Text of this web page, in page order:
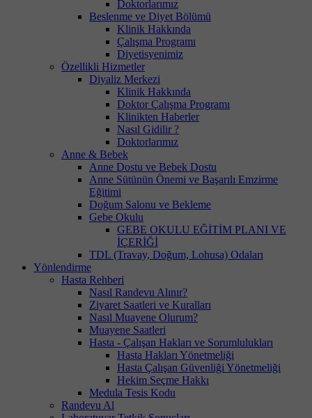
Doktorlarımız
Beslenme ve Diyet Bölümü
Klinik Hakkında
Çalışma Programı
Diyetisyenimiz
Özellikli Hizmetler
Diyaliz Merkezi
Klinik Hakkında
Doktor Çalışma Programı
Klinikten Haberler
Nasıl Gidilir ?
Doktorlarımız
Anne & Bebek
Anne Dostu ve Bebek Dostu
Anne Sütünün Önemi ve Başarılı Emzirme
Eğitimi
Doğum Salonu ve Bekleme
Gebe Okulu
GEBE OKULU EĞİTİM PLANI VE
İÇERİĞİ
TDL (Travay, Doğum, Lohusa) Odaları
Yönlendirme
Hasta Rehberi
Nasıl Randevu Alınır?
Ziyaret Saatleri ve Kuralları
Nasıl Muayene Olurum?
Muayene Saatleri
Hasta - Çalışan Hakları ve Sorumlulukları
Hasta Hakları Yönetmeliği
Hasta Çalışan Güvenliği Yönetmeliği
Hekim Seçme Hakkı
Medula Tesis Kodu
Randevu Al